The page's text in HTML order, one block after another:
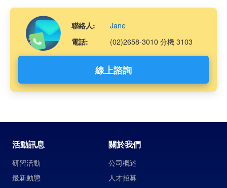
聯絡人: Jane
電話: (02)2658-3010 分機 3103
線上諮詢
活動訊息
研習活動
最新動態
關於我們
公司概述
人才招募